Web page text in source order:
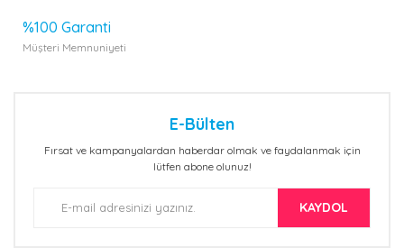
%100 Garanti
Müşteri Memnuniyeti
E-Bülten
Fırsat ve kampanyalardan haberdar olmak ve faydalanmak için
lütfen abone olunuz!
KAYDOL